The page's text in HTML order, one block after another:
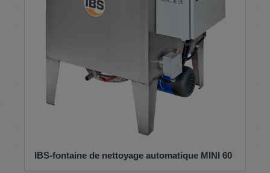
IBS-fontaine de nettoyage automatique MINI 60